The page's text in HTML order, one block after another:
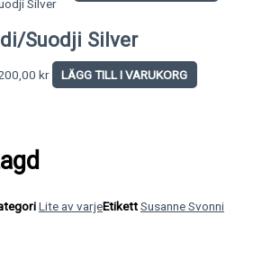
Suodji Silver
kr LÄGG TILL I VARUKORG
Lite av varjeEtikettSusanne Svonni